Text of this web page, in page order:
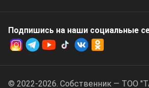
Подпишись на наши социальные
© 2022-2026. Собственник — ТОО